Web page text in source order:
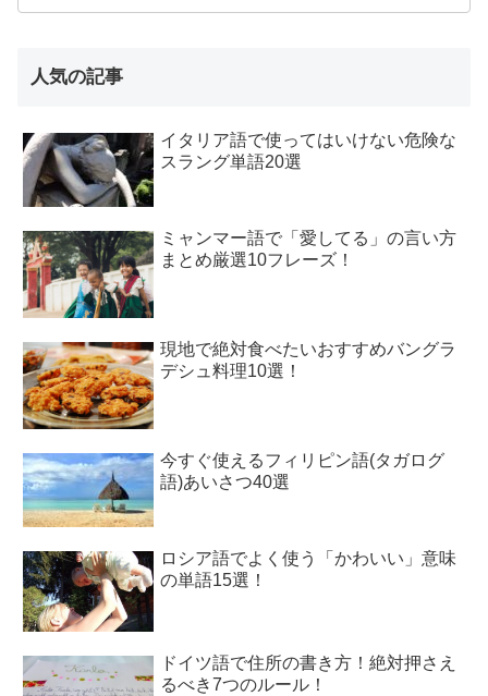
人気の記事
イタリア語で使ってはいけない危険な
スラング単語20選
ミャンマー語で「愛してる」の言い方
まとめ厳選10フレーズ！
現地で絶対食べたいおすすめバングラ
デシュ料理10選！
今すぐ使えるフィリピン語(タガログ
語)あいさつ40選
ロシア語でよく使う「かわいい」意味
の単語15選！
ドイツ語で住所の書き方！絶対押さえ
るべき7つのルール！